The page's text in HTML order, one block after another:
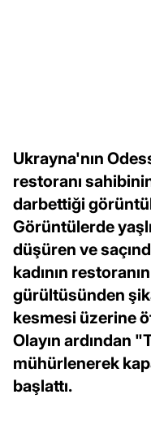
Ukrayna'nın
restoranı
darbettiği
Görüntülerde
düşüren ve
kadının
gürültüsünden
kesmesi üzerine
Olayın ardından
mühürlenerek
başlattı.